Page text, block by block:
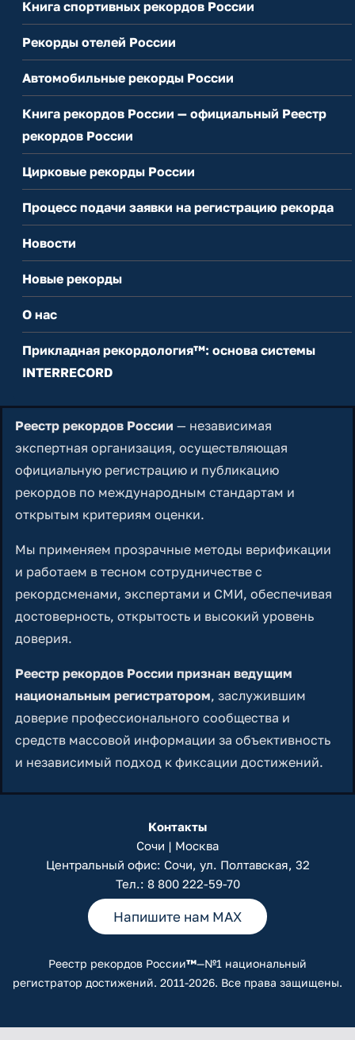
Книга спортивных рекордов России
Рекорды отелей России
Автомобильные рекорды России
Книга рекордов России — официальный Реестр
рекордов России
Цирковые рекорды России
Процесс подачи заявки на регистрацию рекорда
Новости
Новые рекорды
О нас
Прикладная рекордология™: основа системы
INTERRECORD
Реестр рекордов России — независимая
экспертная организация, осуществляющая
официальную регистрацию и публикацию
рекордов по международным стандартам и
открытым критериям оценки.
Мы применяем прозрачные методы верификации
и работаем в тесном сотрудничестве с
рекордсменами, экспертами и СМИ, обеспечивая
достоверность, открытость и высокий уровень
доверия.
Реестр рекордов России признан ведущим
национальным регистратором, заслужившим
доверие профессионального сообщества и
средств массовой информации за объективность
и независимый подход к фиксации достижений.
Контакты
Сочи | Москва
Центральный офис: Сочи, ул. Полтавская, 32
Тел.: 8 800 222-59-70
Напишите нам MAX
Реестр рекордов России™—№1 национальный
регистратор достижений. 2011-2026. Все права защищены.